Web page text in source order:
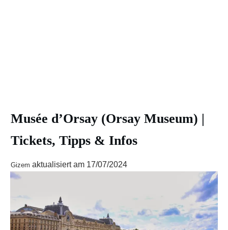
Musée d’Orsay (Orsay Museum) |
Tickets, Tipps & Infos
Gizem aktualisiert am 17/07/2024